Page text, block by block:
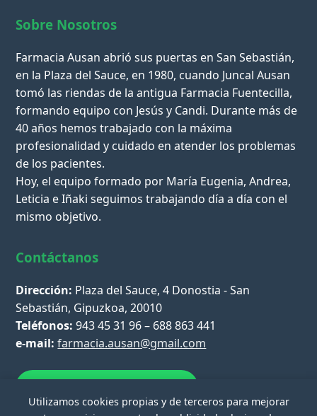
Sobre Nosotros
Farmacia Ausan abrió sus puertas en San Sebastián,
en la Plaza del Sauce, en 1980, cuando Juncal Ausan
tomó las riendas de la antigua Farmacia Fuentecilla,
formando equipo con Jesús y Candi. Durante más de
40 años hemos trabajado con la máxima
profesionalidad y cuidado en atender los problemas
de los pacientes.
Hoy, el equipo formado por María Eugenia, Andrea,
Leticia e Iñaki seguimos trabajando día a día con el
mismo objetivo.
Contáctanos
Dirección: Plaza del Sauce, 4 Donostia - San
Sebastián, Gipuzkoa, 20010
Teléfonos: 943 45 31 96 – 688 863 441
e-mail: farmacia.ausan@gmail.com
Utilizamos cookies propias y de terceros para mejorar